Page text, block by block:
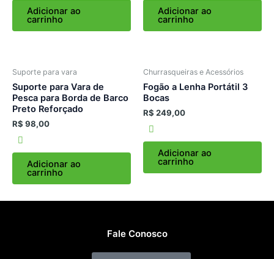
Adicionar ao
carrinho
Adicionar ao
carrinho
Suporte para vara
Suporte para Vara de
Pesca para Borda de Barco
Preto Reforçado
R$ 98,00
Adicionar ao
carrinho
Churrasqueiras e Acessórios
Fogão a Lenha Portátil 3
Bocas
R$ 249,00
Adicionar ao
carrinho
Fale Conosco